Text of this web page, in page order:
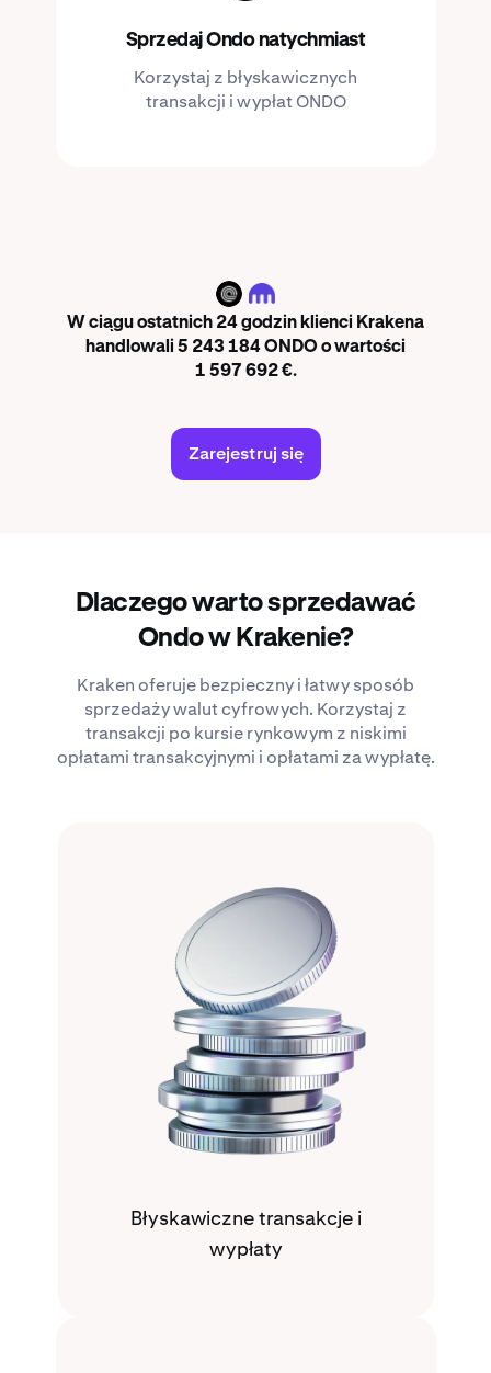
Sprzedaj Ondo natychmiast
Korzystaj z błyskawicznych
transakcji i wypłat ONDO
ONDO
W ciągu ostatnich 24 godzin klienci Krakena
handlowali 5 243 184 ONDO o wartości
1 597 692 €.
Zarejestruj się
Dlaczego warto sprzedawać
Ondo w Krakenie?
Kraken oferuje bezpieczny i łatwy sposób
sprzedaży walut cyfrowych. Korzystaj z
transakcji po kursie rynkowym z niskimi
opłatami transakcyjnymi i opłatami za wypłatę.
Błyskawiczne transakcje i
wypłaty